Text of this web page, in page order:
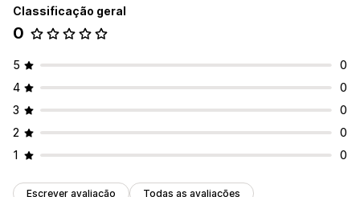
Classificação geral
0
5
0
4
0
3
0
2
0
1
0
Escrever avaliação Todas as avaliações